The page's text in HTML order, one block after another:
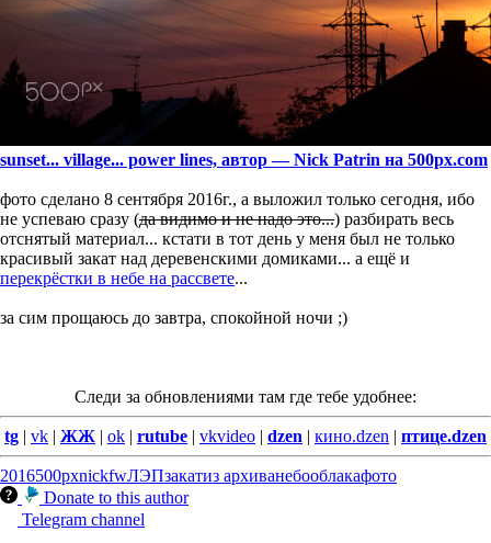
sunset... village... power lines, автор — Nick Patrin на 500px.com
фото сделано 8 сентября 2016г., а выложил только сегодня, ибо
не успеваю сразу (да видимо и не надо это...) разбирать весь
отснятый материал... кстати в тот день у меня был не только
красивый закат над деревенскими домиками... а ещё и
перекрёстки в небе на рассвете...
за сим прощаюсь до завтра, спокойной ночи ;)
Следи за обновлениями там где тебе удобнее:
tg | vk | ЖЖ | ok | rutube | vkvideo | dzen | кино.dzen | птице.dzen
2016500pxnickfwЛЭПзакатиз архиванебооблакафото
Donate to this author
Telegram channel